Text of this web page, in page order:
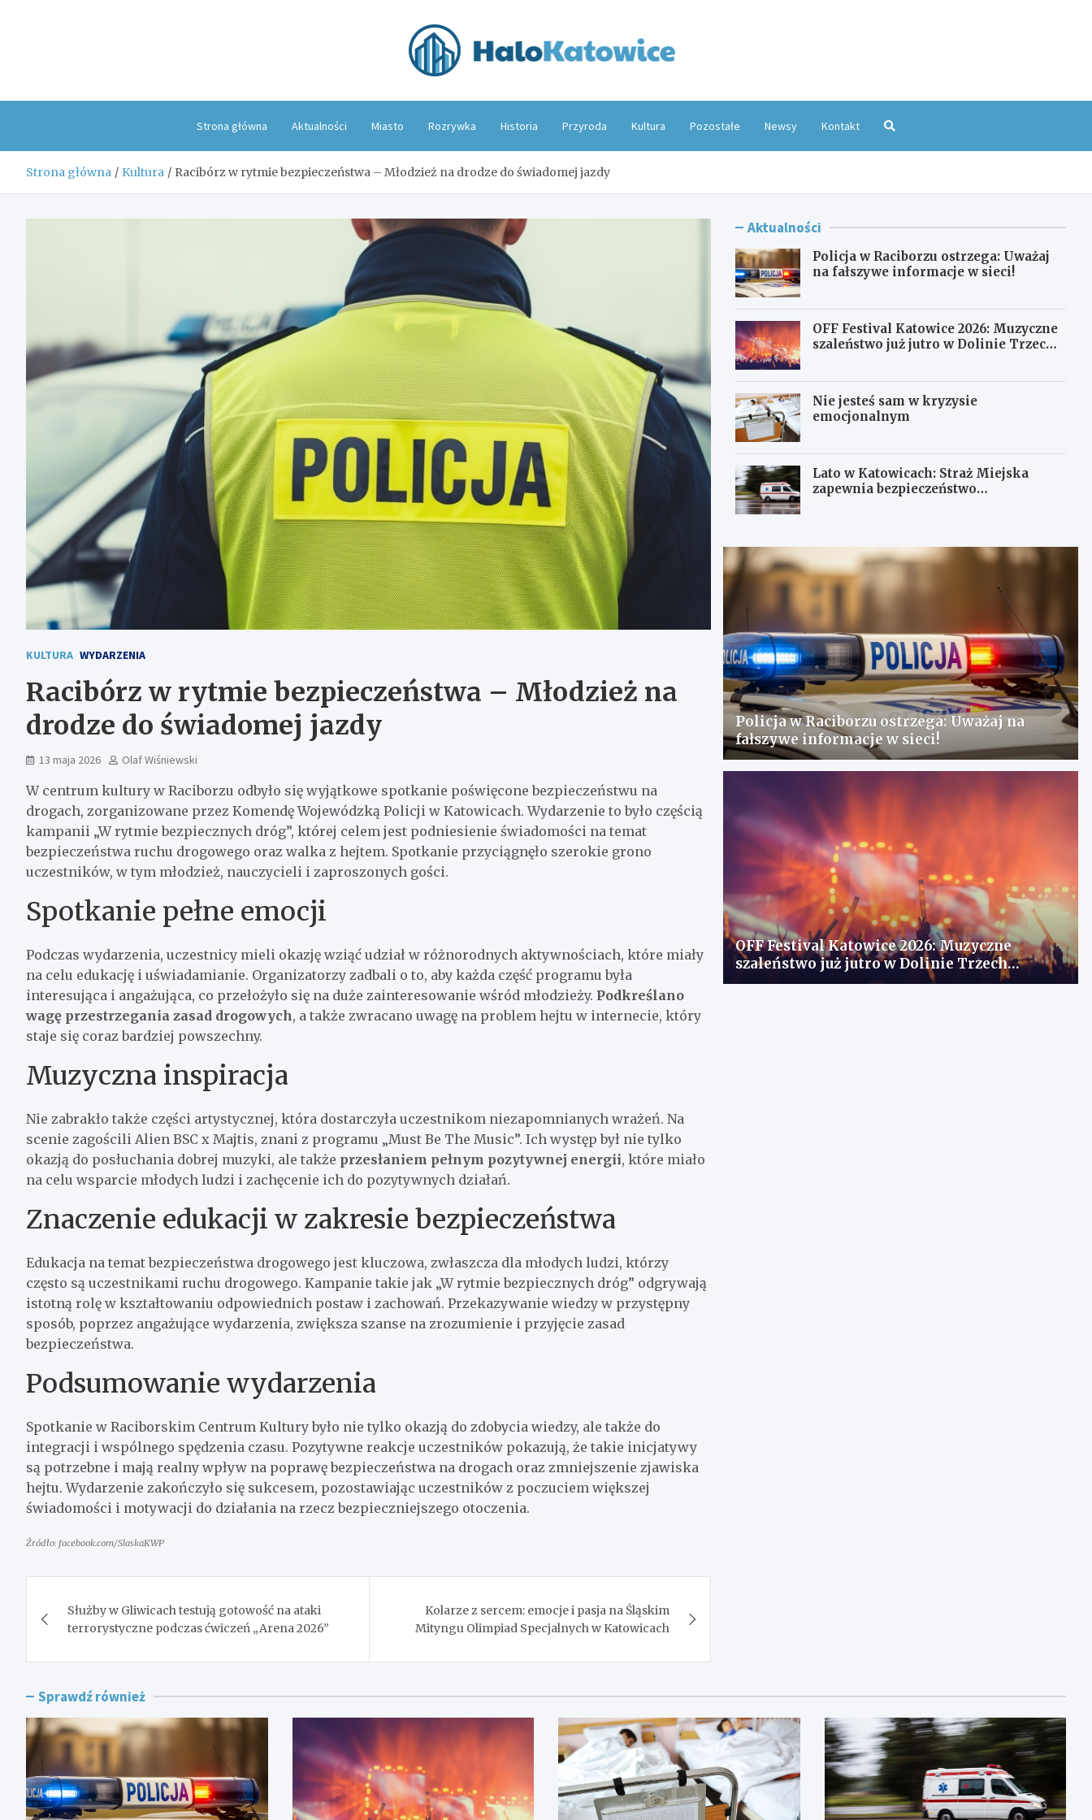
Strona główna Aktualności Miasto Rozrywka Historia Przyroda Kultura Pozostałe Newsy Kontakt
Strona główna Kultura Racibórz w rytmie bezpieczeństwa – Młodzież na drodze do świadomej jazdy
KULTURA WYDARZENIA
Racibórz w rytmie bezpieczeństwa – Młodzież na
drodze do świadomej jazdy
13 maja 2026 Olaf Wiśniewski
W centrum kultury w Raciborzu odbyło się wyjątkowe spotkanie poświęcone bezpieczeństwu na
drogach, zorganizowane przez Komendę Wojewódzką Policji w Katowicach. Wydarzenie to było częścią
kampanii „W rytmie bezpiecznych dróg”, której celem jest podniesienie świadomości na temat
bezpieczeństwa ruchu drogowego oraz walka z hejtem. Spotkanie przyciągnęło szerokie grono
uczestników, w tym młodzież, nauczycieli i zaproszonych gości.
Spotkanie pełne emocji
Podczas wydarzenia, uczestnicy mieli okazję wziąć udział w różnorodnych aktywnościach, które miały
na celu edukację i uświadamianie. Organizatorzy zadbali o to, aby każda część programu była
interesująca i angażująca, co przełożyło się na duże zainteresowanie wśród młodzieży. Podkreślano
wagę przestrzegania zasad drogowych, a także zwracano uwagę na problem hejtu w internecie, który
staje się coraz bardziej powszechny.
Muzyczna inspiracja
Nie zabrakło także części artystycznej, która dostarczyła uczestnikom niezapomnianych wrażeń. Na
scenie zagościli Alien BSC x Majtis, znani z programu „Must Be The Music”. Ich występ był nie tylko
okazją do posłuchania dobrej muzyki, ale także przesłaniem pełnym pozytywnej energii, które miało
na celu wsparcie młodych ludzi i zachęcenie ich do pozytywnych działań.
Znaczenie edukacji w zakresie bezpieczeństwa
Edukacja na temat bezpieczeństwa drogowego jest kluczowa, zwłaszcza dla młodych ludzi, którzy
często są uczestnikami ruchu drogowego. Kampanie takie jak „W rytmie bezpiecznych dróg” odgrywają
istotną rolę w kształtowaniu odpowiednich postaw i zachowań. Przekazywanie wiedzy w przystępny
sposób, poprzez angażujące wydarzenia, zwiększa szanse na zrozumienie i przyjęcie zasad
bezpieczeństwa.
Podsumowanie wydarzenia
Spotkanie w Raciborskim Centrum Kultury było nie tylko okazją do zdobycia wiedzy, ale także do
integracji i wspólnego spędzenia czasu. Pozytywne reakcje uczestników pokazują, że takie inicjatywy
są potrzebne i mają realny wpływ na poprawę bezpieczeństwa na drogach oraz zmniejszenie zjawiska
hejtu. Wydarzenie zakończyło się sukcesem, pozostawiając uczestników z poczuciem większej
świadomości i motywacji do działania na rzecz bezpieczniejszego otoczenia.
Źródło: facebook.com/SlaskaKWP
wpisu
Służby w Gliwicach testują gotowość na ataki
terrorystyczne podczas ćwiczeń „Arena 2026”
Kolarze z sercem: emocje i pasja na Śląskim
Mityngu Olimpiad Specjalnych w Katowicach
Aktualności
Policja w Raciborzu ostrzega: Uważaj
na fałszywe informacje w sieci!
OFF Festival Katowice 2026: Muzyczne
szaleństwo już jutro w Dolinie Trzech
Nie jesteś sam w kryzysie
emocjonalnym
Lato w Katowicach: Straż Miejska
zapewnia bezpieczeństwo
Policja w Raciborzu ostrzega: Uważaj na
fałszywe informacje w sieci!
OFF Festival Katowice 2026: Muzyczne
szaleństwo już jutro w Dolinie Trzech
Stawów!
Sprawdź również